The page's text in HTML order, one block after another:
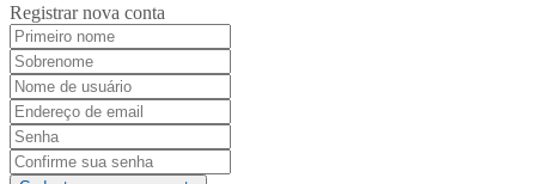
Registrar nova conta